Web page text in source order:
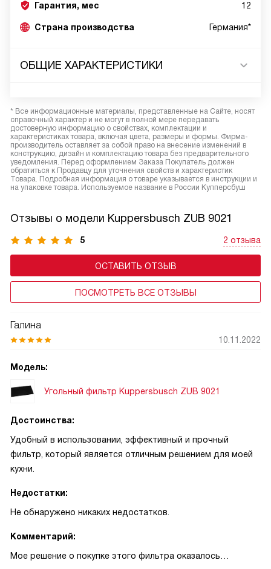
Гарантия, мес 12
Страна производства Германия*
ОБЩИЕ ХАРАКТЕРИСТИКИ
* Все информационные материалы, представленные на Сайте, носят
справочный характер и не могут в полной мере передавать
достоверную информацию о свойствах, комплектации и
характеристиках товара, включая цвета, размеры и формы. Фирма-
производитель оставляет за собой право на внесение изменений в
конструкцию, дизайн и комплектацию товара без предварительного
уведомления. Перед оформлением Заказа Покупатель должен
обратиться к Продавцу для уточнения свойств и характеристик
Товара. Подробная информация о товаре указывается в инструкции и
на упаковке товара. Используемое название в России Купперсбуш
Отзывы о модели Kuppersbusch ZUB 9021
5 2 отзыва
ОСТАВИТЬ ОТЗЫВ
ПОСМОТРЕТЬ ВСЕ ОТЗЫВЫ
Галина
10.11.2022
Модель:
Угольный фильтр Kuppersbusch ZUB 9021
Достоинства:
Удобный в использовании, эффективный и прочный
фильтр, который является отличным решением для моей
кухни.
Недостатки:
Не обнаружено никаких недостатков.
Комментарий:
Мое решение о покупке этого фильтра оказалось